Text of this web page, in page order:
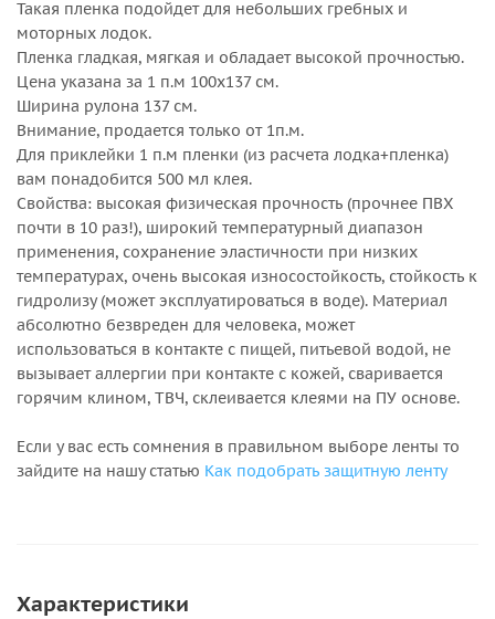
Такая пленка подойдет для небольших гребных и
моторных лодок.
Пленка гладкая, мягкая и обладает высокой прочностью.
Цена указана за 1 п.м 100x137 см.
Ширина рулона 137 см.
Внимание, продается только от 1п.м.
Для приклейки 1 п.м пленки (из расчета лодка+пленка)
вам понадобится 500 мл клея.
Свойства: высокая физическая прочность (прочнее ПВХ
почти в 10 раз!), широкий температурный диапазон
применения, сохранение эластичности при низких
температурах, очень высокая износостойкость, стойкость к
гидролизу (может эксплуатироваться в воде). Материал
абсолютно безвреден для человека, может
использоваться в контакте с пищей, питьевой водой, не
вызывает аллергии при контакте с кожей, сваривается
горячим клином, ТВЧ, склеивается клеями на ПУ основе.
Если у вас есть сомнения в правильном выборе ленты то
зайдите на нашу статью Как подобрать защитную ленту
Характеристики